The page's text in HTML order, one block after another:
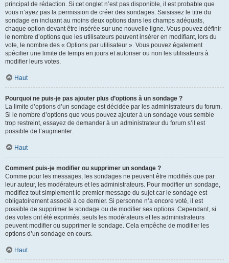
principal de rédaction. Si cet onglet n’est pas disponible, il est probable que
vous n’ayez pas la permission de créer des sondages. Saisissez le titre du
sondage en incluant au moins deux options dans les champs adéquats,
chaque option devant être insérée sur une nouvelle ligne. Vous pouvez définir
le nombre d’options que les utilisateurs peuvent insérer en modifiant, lors du
vote, le nombre des « Options par utilisateur ». Vous pouvez également
spécifier une limite de temps en jours et autoriser ou non les utilisateurs à
modifier leurs votes.
Haut
Pourquoi ne puis-je pas ajouter plus d’options à un sondage ?
La limite d’options d’un sondage est décidée par les administrateurs du forum.
Si le nombre d’options que vous pouvez ajouter à un sondage vous semble
trop restreint, essayez de demander à un administrateur du forum s’il est
possible de l’augmenter.
Haut
Comment puis-je modifier ou supprimer un sondage ?
Comme pour les messages, les sondages ne peuvent être modifiés que par
leur auteur, les modérateurs et les administrateurs. Pour modifier un sondage,
modifiez tout simplement le premier message du sujet car le sondage est
obligatoirement associé à ce dernier. Si personne n’a encore voté, il est
possible de supprimer le sondage ou de modifier ses options. Cependant, si
des votes ont été exprimés, seuls les modérateurs et les administrateurs
peuvent modifier ou supprimer le sondage. Cela empêche de modifier les
options d’un sondage en cours.
Haut